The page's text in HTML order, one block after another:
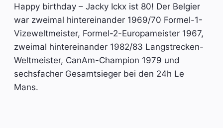
Happy birthday – Jacky Ickx ist 80! Der Belgier
war zweimal hintereinander 1969/70 Formel-1-
Vizeweltmeister, Formel-2-Europameister 1967,
zweimal hintereinander 1982/83 Langstrecken-
Weltmeister, CanAm-Champion 1979 und
sechsfacher Gesamtsieger bei den 24h Le
Mans.